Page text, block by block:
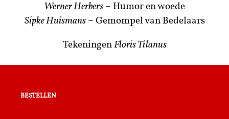
Werner Herbers – Humor en woede
Sipke Huismans– Gemompel van Bedelaars
Tekeningen Floris Tilanus
bestellen